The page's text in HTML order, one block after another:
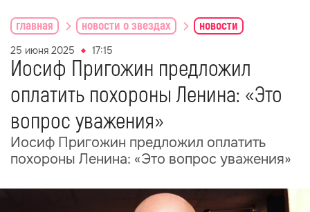
главная новости о звездах новости
25 июня 2025 17:15
Иосиф Пригожин предложил
оплатить похороны Ленина: «Это
вопрос уважения»
Иосиф Пригожин предложил оплатить
похороны Ленина: «Это вопрос уважения»